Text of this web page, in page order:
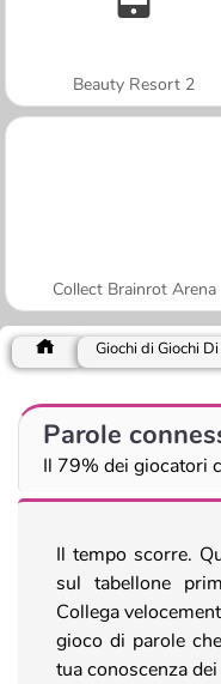
Beauty Resort 2
Collect Brainrot Arena
Giochi di Giochi
Parole
Il 79% dei giocatori
Il tempo scorre.
sul tabellone
Collega
gioco di parole
tua conoscenza